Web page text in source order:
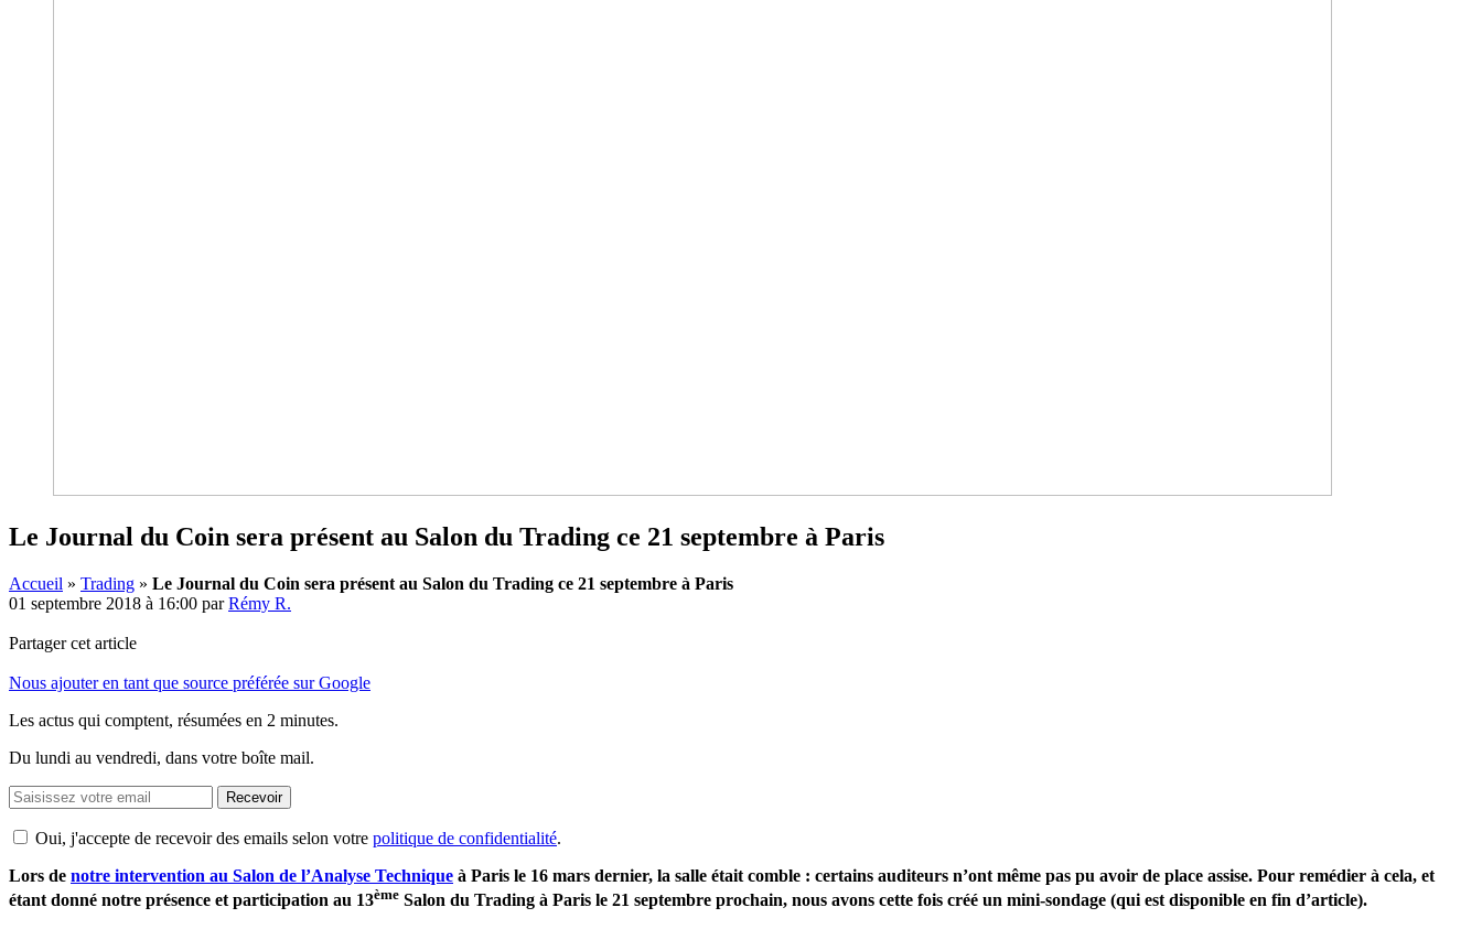
Le Journal du Coin sera présent au Salon du Trading ce 21 septembre à Paris
Accueil » Trading » Le Journal du Coin sera présent au Salon du Trading ce 21 septembre à Paris
01 septembre 2018 à 16:00 parRémy R.
Partager cet article
Nous ajouter en tant que source préférée sur Google
Les actus qui comptent, résumées en 2 minutes.
Du lundi au vendredi, dans votre boîte mail.
Recevoir
Oui, j'accepte de recevoir des emails selon votre politique de confidentialité.
Lors de notre intervention au Salon de l’Analyse Technique à Paris le 16 mars dernier, la salle était comble : certains auditeurs n’ont même pas pu avoir de place assise. Pour remédier à cela, et
étant donné notre présence et participation au 13ème Salon du Trading à Paris le 21 septembre prochain, nous avons cette fois créé un mini-sondage (qui est disponible en fin d’article).